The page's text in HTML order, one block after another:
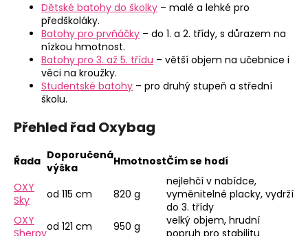
Dětské batohy do školky – malé a lehké pro
předškoláky.
Batohy pro prvňáčky – do 1. a 2. třídy, s důrazem na
nízkou hmotnost.
Batohy pro 3. až 5. třídu – větší objem na učebnice i
věci na kroužky.
Studentské batohy – pro druhý stupeň a střední
školu.
Přehled řad Oxybag
Řada Doporučená
výška
HmotnostČím se hodí
OXY
Sky
od 115 cm 820 g
nejlehčí v nabídce,
vyměnitelné placky, vydrží
do 3. třídy
OXY
od 121 cm 950 g
velký objem, hrudní